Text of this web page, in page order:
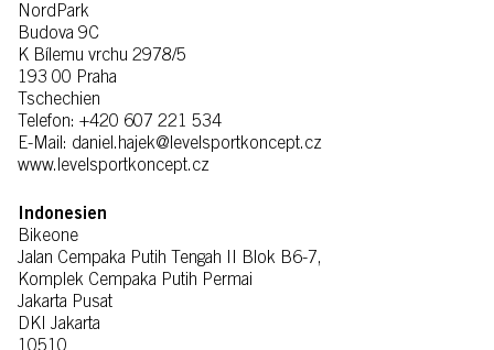
NordPark
Budova 9C
K Bílemu vrchu 2978/5
193 00 Praha
Tschechien
Telefon: +420 607 221 534
E-Mail: daniel.hajek@levelsportkoncept.cz
www.levelsportkoncept.cz
Indonesien
Bikeone
Jalan Cempaka Putih Tengah II Blok B6-7,
Komplek Cempaka Putih Permai
Jakarta Pusat
DKI Jakarta